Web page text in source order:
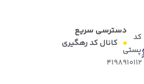
دسترسی سریع
کانال کد رهگیری
کد
پستی
4198910112